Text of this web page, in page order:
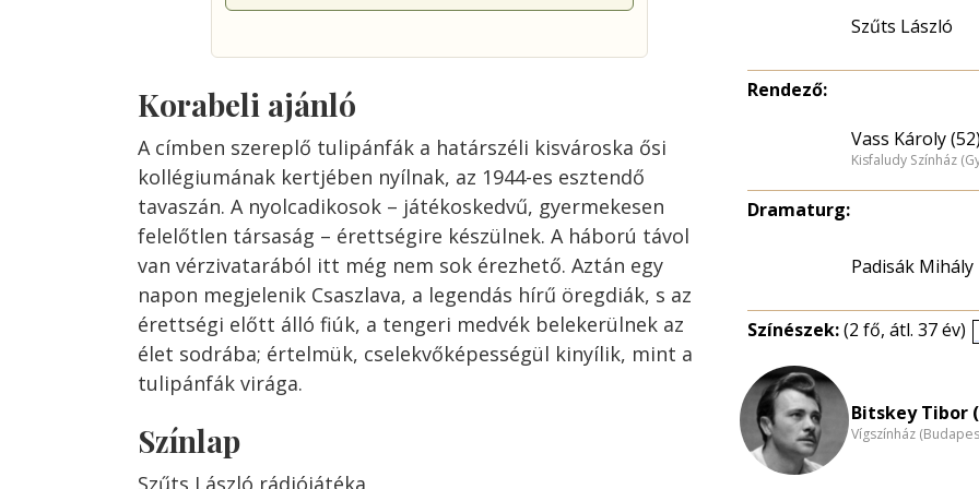
Korabeli ajánló
A címben szereplő tulipánfák a határszéli kisvároska ősi
kollégiumának kertjében nyílnak, az 1944-es esztendő
tavaszán. A nyolcadikosok – játékoskedvű, gyermekesen
felelőtlen társaság – érettségire készülnek. A háború távol
van vérzivatarából itt még nem sok érezhető. Aztán egy
napon megjelenik Csaszlava, a legendás hírű öregdiák, s az
érettségi előtt álló fiúk, a tengeri medvék belekerülnek az
élet sodrába; értelmük, cselekvőképességül kinyílik, mint a
tulipánfák virága.
Színlap
Szűts László rádiójátéka
Szűts László
Rendező:
Vass Károly (52)
Kisfaludy Színház
Dramaturg:
Padisák Mihály
Színészek:(2 fő, átl. 37 év)
Bitskey Tibor
Vígszínház